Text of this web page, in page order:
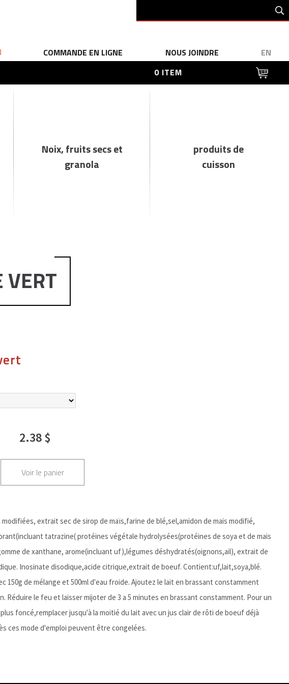
COMMANDE EN LIGNE NOUS JOINDRE
EN
0 ITEM
Noix, fruits secs et
granola
produits de
cuisson
VERT
2.38 $
Voir le panier
extrait sec de sirop de maïs,farine de blé,sel,amidon de mais modifié,
tatrazine( protéines végétale hydrolysées(protéines de soya et de mais
de xanthane, arome(incluant uf),légumes déshydratés(oignons,ail), extrait de
Inosinate disodique,acide citrique,extrait de boeuf. Contient:uf,lait,soya,blé.
150g de mélange et 500ml d'eau froide. Ajoutez le lait en brassant constamment
Réduire le feu et laisser mijoter de 3 a 5 minutes en brassant constamment. Pour un
foncé,remplacer jusqu'à la moitié du lait avec un jus clair de rôti de boeuf déjà
ces mode d'emploi peuvent être congelées.